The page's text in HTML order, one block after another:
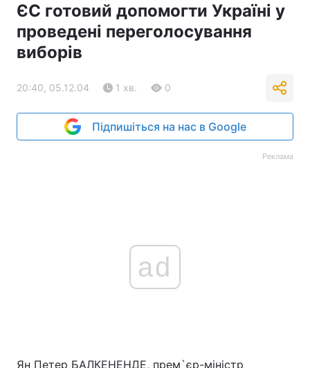
ЄС готовий допомогти Україні у
проведені переголосування
виборів
20:40, 05.12.04 1 хв. 0
Підпишіться на нас в Google
Реклама
ad
Ян Петер БАЛКЕНЕНДЕ, прем`єр-міністр